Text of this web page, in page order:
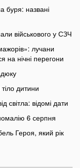
буря: названі
військового у СЗЧ
лучани
на нічні перегони
дитини
світла: відомі дати
6 серпня
Героя, який рік